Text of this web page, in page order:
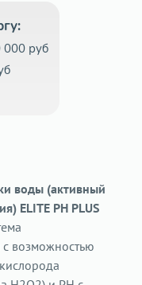
000 руб
воды (активный
ELITE PH PLUS
возможностью